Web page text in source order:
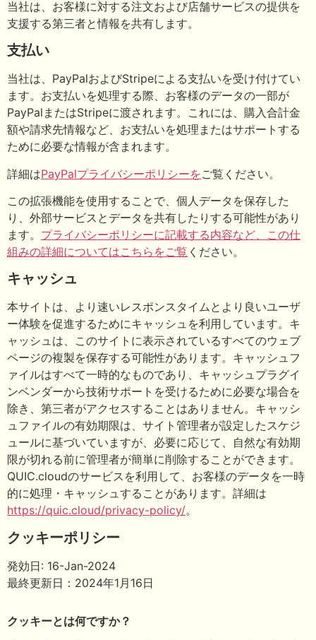
当社は、お客様に対する注文および店舗サービスの提供を
支援する第三者と情報を共有します。
支払い
当社は、PayPalおよびStripeによる支払いを受け付けてい
ます。お支払いを処理する際、お客様のデータの一部が
PayPalまたはStripeに渡されます。これには、購入合計金
額や請求先情報など、お支払いを処理またはサポートする
ために必要な情報が含まれます。
詳細はPayPalプライバシーポリシーをご覧ください。
この拡張機能を使用することで、個人データを保存した
り、外部サービスとデータを共有したりする可能性があり
ます。 プライバシーポリシーに記載する内容など、この仕
組みの詳細についてはこちらをご覧 ください。
キャッシュ
本サイトは、より速いレスポンスタイムとより良いユーザ
ー体験を促進するためにキャッシュを利用しています。キ
ャッシュは、このサイトに表示されているすべてのウェブ
ページの複製を保存する可能性があります。キャッシュフ
ァイルはすべて一時的なものであり、キャッシュプラグイ
ンベンダーから技術サポートを受けるために必要な場合を
除き、第三者がアクセスすることはありません。キャッシ
ュファイルの有効期限は、サイト管理者が設定したスケジ
ュールに基づいていますが、必要に応じて、自然な有効期
限が切れる前に管理者が簡単に削除することができます。
QUIC.cloudのサービスを利用して、お客様のデータを一時
的に処理・キャッシュすることがあります。詳細は
https://quic.cloud/privacy-policy/。
クッキーポリシー
発効日: 16-Jan-2024
最終更新日：2024年1月16日
クッキーとは何ですか？